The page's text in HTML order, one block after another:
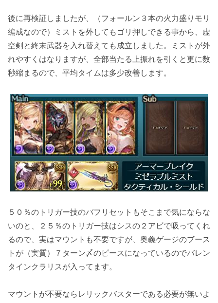
後に再検証しましたが、（フォールン３本の火力盛りモリ
編成なので）ミストを外してもゴリ押しできる事から、
虚
空剣と終末武器を入れ替え ても成立しました。ミストが外
れやすくはなりますが、全部当たる上振れを引くと更に数
秒縮まるので、平均タイムは多少改善します。
５０％のトリガー技のバフリセットもそこまで気にならな
いのと、２５％のトリガー技はシスの２アビで吸ってくれ
るので、実はマウントも不要ですが、奥義ゲージのブース
トが（実質）７ターン〆のピースになっているのでバレン
タインクラリスが入ってます。
マウントが不要ならレリックバスターである必要が無いよ